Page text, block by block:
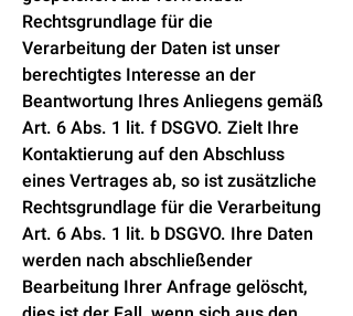
Rechtsgrundlage für die
Verarbeitung der Daten ist unser
berechtigtes Interesse an der
Beantwortung Ihres Anliegens gemäß
Art. 6 Abs. 1 lit. f DSGVO. Zielt Ihre
Kontaktierung auf den Abschluss
eines Vertrages ab, so ist zusätzliche
Rechtsgrundlage für die Verarbeitung
Art. 6 Abs. 1 lit. b DSGVO. Ihre Daten
werden nach abschließender
Bearbeitung Ihrer Anfrage gelöscht,